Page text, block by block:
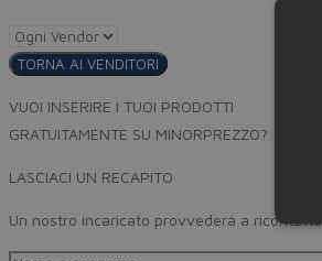
TORNA AI VENDITORI
VUOI INSERIRE I TUOI PRODOTTI
GRATUITAMENTE SU MINORPREZZO?
LASCIACI UN RECAPITO
Un nostro incaricato provvederà a